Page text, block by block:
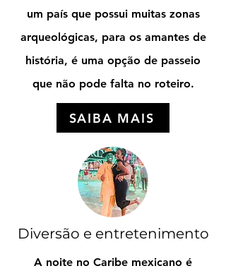
um país que possui muitas zonas
arqueológicas, para os amantes de
história, é uma opção de passeio
que não pode falta no roteiro.
SAIBA MAIS
Diversão e entretenimento
A noite no Caribe mexicano é